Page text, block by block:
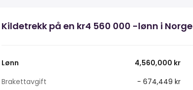
Kildetrekk på en kr4 560 000 -lønn i Norge
Lønn
4,560,000 kr
Brakettavgift
- 674,449 kr